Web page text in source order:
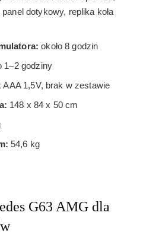
dotykowy, replika koła
około 8 godzin
1–2 godziny
AAA 1,5V, brak w zestawie
148 x 84 x 50 cm
54,6 kg
G63 AMG dla